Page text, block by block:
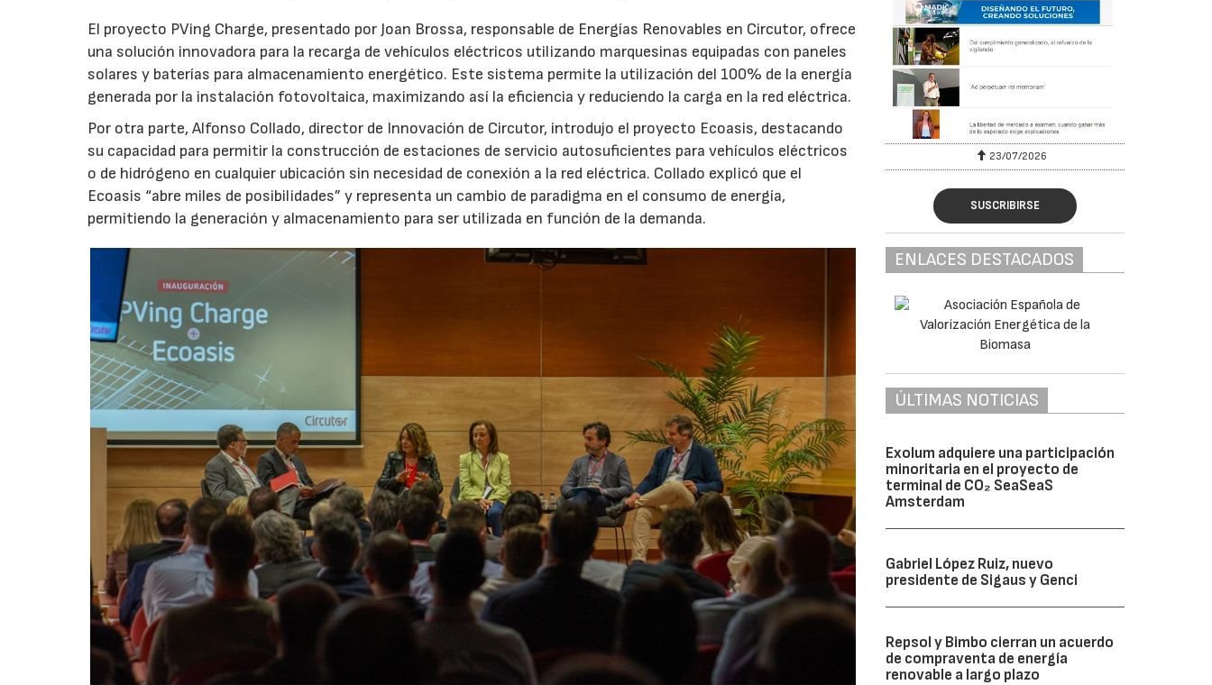
El proyecto PVing Charge, presentado por Joan Brossa, responsable de Energías Renovables en Circutor, ofrece
una solución innovadora para la recarga de vehículos eléctricos utilizando marquesinas equipadas con paneles
solares y baterías para almacenamiento energético. Este sistema permite la utilización del 100% de la energía
generada por la instalación fotovoltaica, maximizando así la eficiencia y reduciendo la carga en la red eléctrica.
Por otra parte, Alfonso Collado, director de Innovación de Circutor, introdujo el proyecto Ecoasis, destacando
su capacidad para permitir la construcción de estaciones de servicio autosuficientes para vehículos eléctricos
o de hidrógeno en cualquier ubicación sin necesidad de conexión a la red eléctrica. Collado explicó que el
Ecoasis “abre miles de posibilidades” y representa un cambio de paradigma en el consumo de energía,
permitiendo la generación y almacenamiento para ser utilizada en función de la demanda.
23/07/2026 30/07/2026 23/07/2026
SUSCRIBIRSE
ENLACES DESTACADOS
ÚLTIMAS NOTICIAS
Exolum adquiere una participación
minoritaria en el proyecto de
terminal de CO₂ SeaSeaS
Amsterdam
Gabriel López Ruiz, nuevo
presidente de Sigaus y Genci
Repsol y Bimbo cierran un acuerdo
de compraventa de energía
renovable a largo plazo